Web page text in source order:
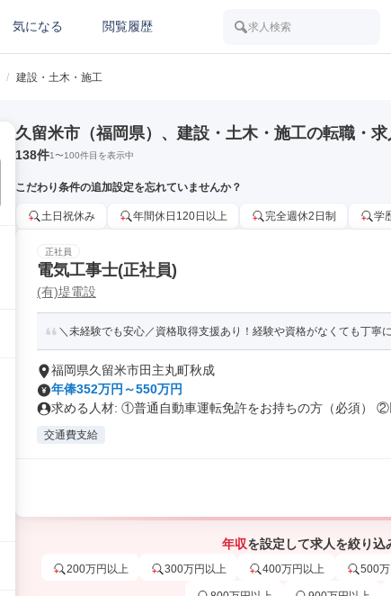
気になる 閲覧履歴 求人検索
/ 建設・土木・施工
久留米市（福岡県）、建設・土木・施工の転職・求
138件1〜100件目を表示中
こだわり条件の追加設定を忘れていませんか？
土日祝休み 年間休日120日以上 完全週休2日制 学
正社員
電気工事士(正社員)
(有)堤電設
＼未経験でも安心／資格取得支援あり！経験や資格がなくても丁寧
福岡県久留米市田主丸町秋成
年俸352万円～550万円
求める人材: ①普通自動車運転免許をお持ちの方（必須） ②
交通費支給
年収を設定して求人を絞り込
200万円以上 300万円以上 400万円以上 500